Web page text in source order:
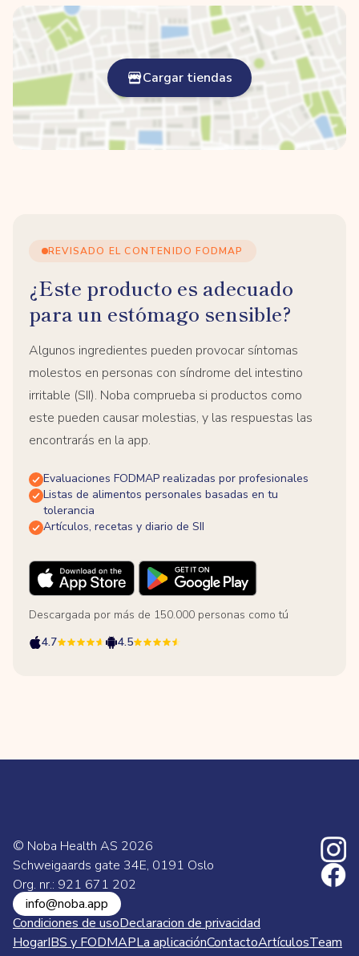
Cargar tiendas
REVISADO EL CONTENIDO FODMAP
¿Este producto es adecuado
para un estómago sensible?
Algunos ingredientes pueden provocar síntomas
molestos en personas con síndrome del intestino
irritable (SII). Noba comprueba si productos como
este pueden causar molestias, y las respuestas las
encontrarás en la app.
Evaluaciones FODMAP realizadas por profesionales
Listas de alimentos personales basadas en tu
tolerancia
Artículos, recetas y diario de SII
Descargada por más de 150.000 personas como tú
4.7
4.5
© Noba Health AS 2026
Schweigaards gate 34E, 0191 Oslo
Org. nr.: 921 671 202
info@noba.app
Condiciones de usoDeclaracion de privacidad
HogarIBS y FODMAPLa aplicaciónContactoArtículosTeam